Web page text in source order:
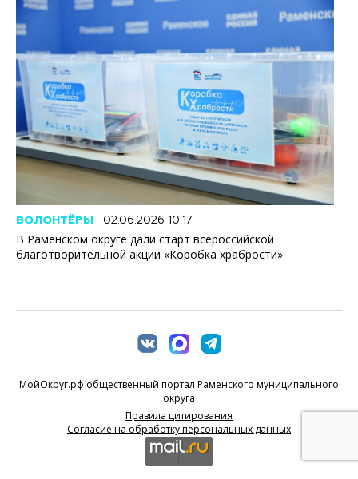
ВОЛОНТЁРЫ 02.06.2026 10:17
В Раменском округе дали старт всероссийской
благотворительной акции «Коробка храбрости»
МойОкруг.рф общественный портал Раменского муниципального
округа
Правила цитирования
Согласие на обработку персональных данных